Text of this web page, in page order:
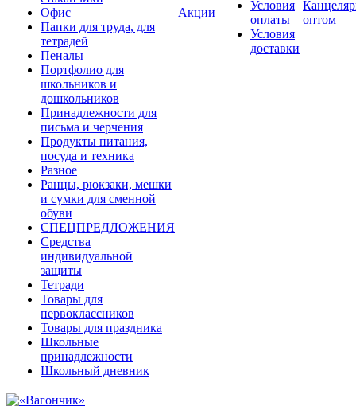
Офис
Папки для труда, для
тетрадей
Пеналы
Портфолио для
школьников и
дошкольников
Принадлежности для
письма и черчения
Продукты питания,
посуда и техника
Разное
Ранцы, рюкзаки, мешки
и сумки для сменной
обуви
СПЕЦПРЕДЛОЖЕНИЯ
Средства
индивидуальной
защиты
Тетради
Товары для
первоклассников
Товары для праздника
Школьные
принадлежности
Школьный дневник
Акции
Условия
оплаты
Условия
доставки
оптом